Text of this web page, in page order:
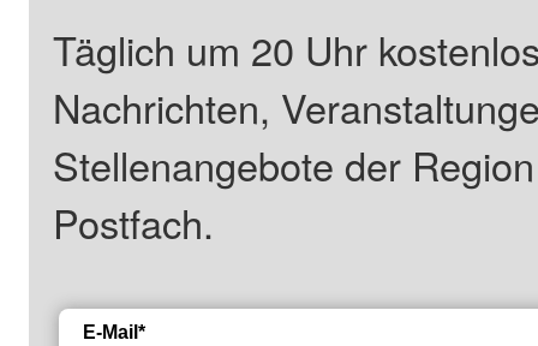
Täglich um 20 Uhr
Nachrichten,
Stellenangebote der
Postfach.
E-Mail*